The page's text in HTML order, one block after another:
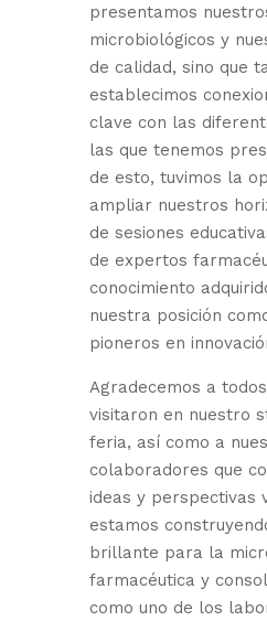
presentamos
microbiológicos y
de calidad, sino que
establecimos
clave con las
las que tenemos
de esto, tuvimos la
ampliar nuestros
de sesiones
de expertos
conocimiento
nuestra posición
pioneros en
Agradecemos a
visitaron en nuestro
feria, así como a
colaboradores que
ideas y perspectivas
estamos
brillante para la
farmacéutica y
como uno de los